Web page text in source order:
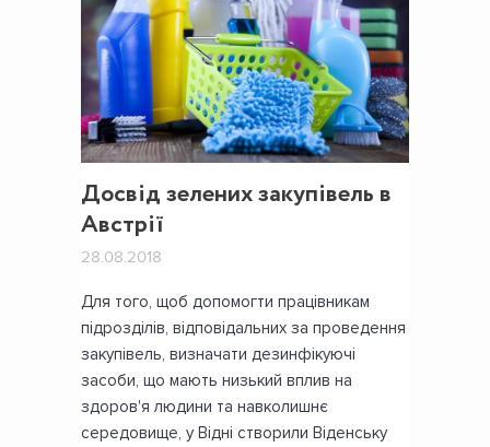
Досвід зелених закупівель в
Австрії
28.08.2018
Для того, щоб допомогти працівникам
підрозділів, відповідальних за проведення
закупівель, визначати дезинфікуючі
засоби, що мають низький вплив на
здоров'я людини та навколишнє
середовище, у Відні створили Віденську